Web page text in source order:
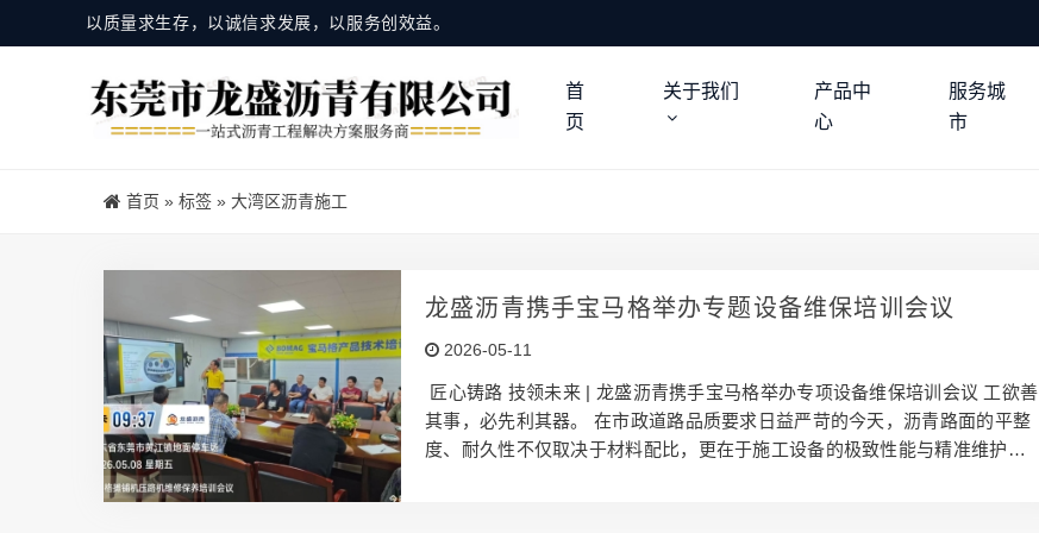
以质量求生存，以诚信求发展，以服务创效益。
首
页
关于我们
产品中
心
服务城
市
首页 » 标签 » 大湾区沥青施工
龙盛沥青携手宝马格举办专题设备维保培训会议
2026-05-11
匠心铸路 技领未来 | 龙盛沥青携手宝马格举办专项设备维保培训会议 工欲善
其事，必先利其器。 在市政道路品质要求日益严苛的今天，沥青路面的平整
度、耐久性不仅取决于材料配比，更在于施工设备的极致性能与精准维护。